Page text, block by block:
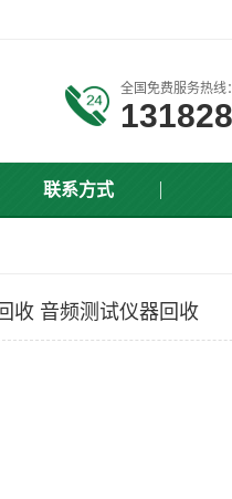
全国免费服务热线：
联系方式
收 音频测试仪器回收